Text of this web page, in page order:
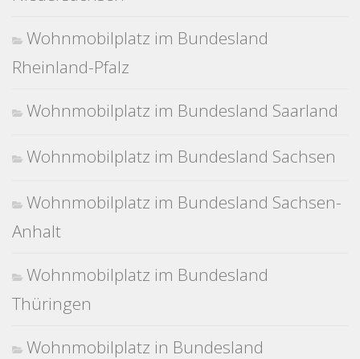
Wohnmobilplatz im Bundesland
Rheinland-Pfalz
Wohnmobilplatz im Bundesland Saarland
Wohnmobilplatz im Bundesland Sachsen
Wohnmobilplatz im Bundesland Sachsen-
Anhalt
Wohnmobilplatz im Bundesland
Thüringen
Wohnmobilplatz in Bundesland